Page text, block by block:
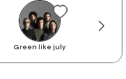
Green like july